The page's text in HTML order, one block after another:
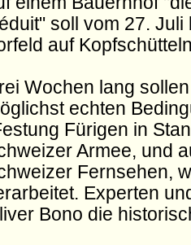
soll vom 27.
auf
Wochen lang
echten
Fürigen in
Armee, und
Fernsehen,
Experten
Bono die